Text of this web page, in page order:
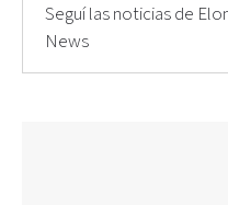
Seguí las noticias de
News